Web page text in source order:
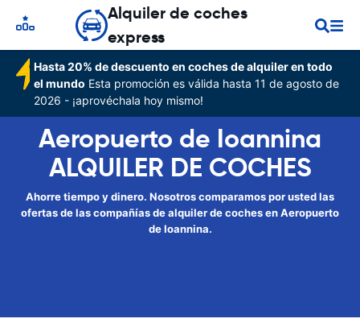
Alquiler de coches
express
Hasta 20% de descuento en coches de alquiler en todo
el mundo Esta promoción es válida hasta 11 de agosto de
2026 - ¡aprovéchala hoy mismo!
Aeropuerto de Ioannina
ALQUILER DE COCHES
Ahorre tiempo y dinero. Nosotros comparamos por usted las
ofertas de las compañías de alquiler de coches en Aeropuerto
de Ioannina.